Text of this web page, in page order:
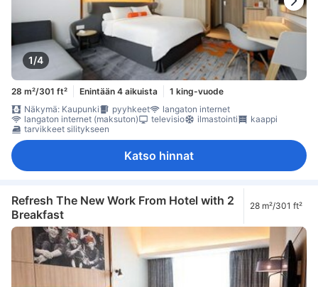
1/4
28 m²/301 ft² Enintään 4 aikuista
1 king-vuode
Näkymä: Kaupunki
pyyhkeet
langaton internet
langaton internet (maksuton)
televisio ilmastointi
kaappi
tarvikkeet silitykseen
Katso hinnat
Refresh The New Work From Hotel with 2
Breakfast
28 m²/301 ft²